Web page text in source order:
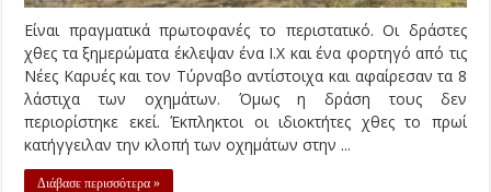
Είναι πραγματικά πρωτοφανές το περιστατικό. Οι δράστες
χθες τα ξημερώματα έκλεψαν ένα Ι.Χ και ένα φορτηγό από τις
Νέες Καρυές και τον Τύρναβο αντίστοιχα και αφαίρεσαν τα 8
λάστιχα των οχημάτων. Όμως η δράση τους δεν
περιορίστηκε εκεί. Έκπληκτοι οι ιδιοκτήτες χθες το πρωί
κατήγγειλαν την κλοπή των οχημάτων στην ...
Διάβασε περισσότερα »